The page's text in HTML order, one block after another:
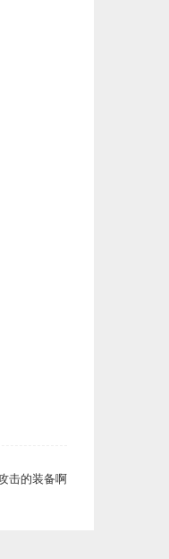
击的装备啊